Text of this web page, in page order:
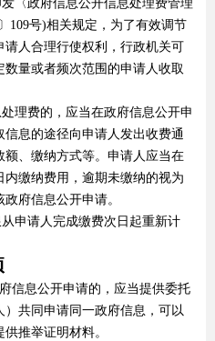
〈政府信息公开信息处理费管理
109号)相关规定，为了有效调节
人合理行使权利，行政机关可
量或者频次范围的申请人收取
费的，应当在政府信息公开申
息的途径向申请人发出收费通
、缴纳方式等。申请人应当在
缴纳费用，逾期未缴纳的视为
府信息公开申请。
申请人完成缴费次日起重新计
息公开申请的，应当提供委托
共同申请同一政府信息，可以
推举证明材料。